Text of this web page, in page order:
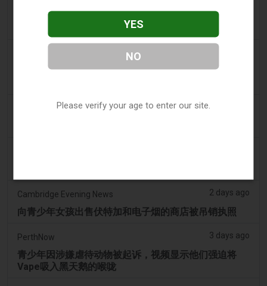
Vape Station 在阿联酋全境提供 Lost Mary 15,000 口
2FIRSTS | FDA 授权了另外四种尼古丁袋，审查试点已
Juno News 2 days ago
Cambridge Evening News 2 days ago
向青少年女孩出售伏特加和电子烟的商店被吊销执照
PerthNow 3 days ago
青少年因涉嫌虐待动物被起诉，视频显示他们强迫将
Vape吸入黑天鹅的喉咙
YES
NO
Please verify your age to enter our site.